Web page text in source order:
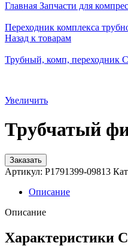
Главная Запчасти для
Переходник комплекса
Назад к товарам
Трубный, комп, переходник
Увеличить
Трубчатый
Заказать
Артикул: P1791399-09813
Описание
Описание
Характеристики